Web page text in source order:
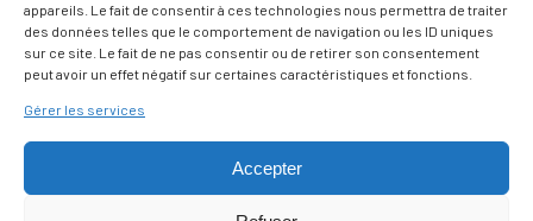
appareils. Le fait de consentir à ces technologies nous permettra de traiter
des données telles que le comportement de navigation ou les ID uniques
sur ce site. Le fait de ne pas consentir ou de retirer son consentement
peut avoir un effet négatif sur certaines caractéristiques et fonctions.
Gérer les services
Accepter
SUIVEZ-NOUS
SUR LES RÉSEAUX